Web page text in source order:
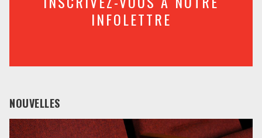
INFOLETTRE
NOUVELLES